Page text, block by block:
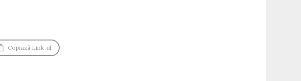
Copiază Link-ul